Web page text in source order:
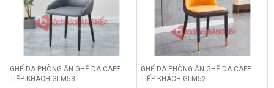
GHẾ DA PHÒNG ĂN GHẾ DA CAFE
TIẾP KHÁCH GLM53
GHẾ DA PHÒNG ĂN GHẾ DA CAFE
TIẾP KHÁCH GLM52